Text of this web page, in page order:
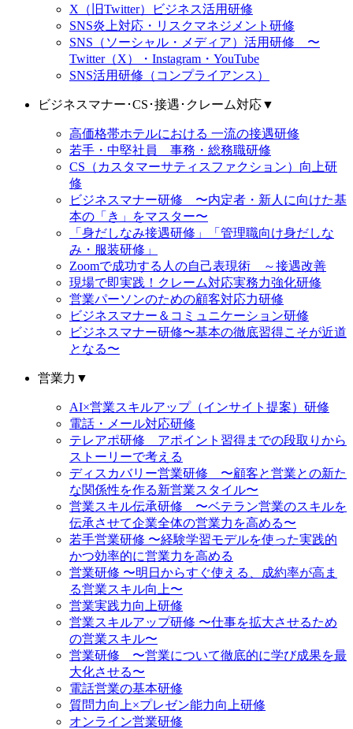
X（旧Twitter）ビジネス活用研修
SNS炎上対応・リスクマネジメント研修
SNS（ソーシャル・メディア）活用研修 〜
Twitter（X）・Instagram・YouTube
SNS活用研修（コンプライアンス）
ビジネスマナー･CS･接遇･クレーム対応▼
高価格帯ホテルにおける 一流の接遇研修
若手・中堅社員 事務・総務職研修
CS（カスタマーサティスファクション）向上研
修
ビジネスマナー研修 〜内定者・新人に向けた基
本の「き」をマスター〜
「身だしなみ接遇研修」「管理職向け身だしな
み・服装研修」
Zoomで成功する人の自己表現術 ～接遇改善
現場で即実践！クレーム対応実務力強化研修
営業パーソンのための顧客対応力研修
ビジネスマナー＆コミュニケーション研修
ビジネスマナー研修〜基本の徹底習得こそが近道
となる〜
営業力 ▼
AI×営業スキルアップ（インサイト提案）研修
電話・メール対応研修
テレアポ研修 アポイント習得までの段取りから
ストーリーで考える
ディスカバリー営業研修 〜顧客と営業との新た
な関係性を作る新営業スタイル〜
営業スキル伝承研修 〜ベテラン営業のスキルを
伝承させて企業全体の営業力を高める〜
若手営業研修 〜経験学習モデルを使った実践的
かつ効率的に営業力を高める
営業研修 〜明日からすぐ使える、成約率が高ま
る営業スキル向上〜
営業実践力向上研修
営業スキルアップ研修 〜仕事を拡大させるため
の営業スキル〜
営業研修 〜営業について徹底的に学び成果を最
大化させる〜
電話営業の基本研修
質問力向上×プレゼン能力向上研修
オンライン営業研修